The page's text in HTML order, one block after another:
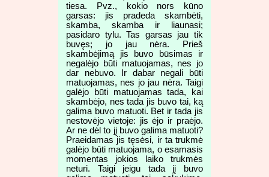
tiesa. Pvz., kokio nors kūno
garsas: jis pradeda skambėti,
skamba, skamba ir liaunasi;
pasidaro tylu. Tas garsas jau tik
buvęs; jo jau nėra. Prieš
skambėjimą jis buvo būsimas ir
negalėjo būti matuojamas, nes jo
dar nebuvo. Ir dabar negali būti
matuojamas, nes jo jau nėra. Taigi
galėjo būti matuojamas tada, kai
skambėjo, nes tada jis buvo tai, ką
galima buvo matuoti. Bet ir tada jis
nestovėjo vietoje: jis ėjo ir praėjo.
Ar ne dėl to jį buvo galima matuoti?
Praeidamas jis tęsėsi, ir ta trukmė
galėjo būti matuojama, o esamasis
momentas jokios laiko trukmės
neturi. Taigi jeigu tada jį buvo